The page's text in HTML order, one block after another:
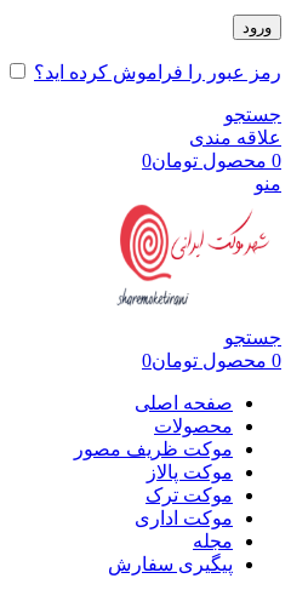
ورود
رمز عبور را فراموش کرده اید؟
جستجو
علاقه مندی
0 محصول تومان0
منو
جستجو
0 محصول تومان0
صفحه اصلی
محصولات
موکت ظریف مصور
موکت پالاز
موکت ترک
موکت اداری
مجله
پیگیری سفارش